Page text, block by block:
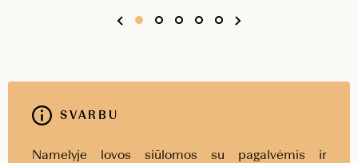
SVARBU
Namelyje lovos siūlomos su pagalvėmis ir